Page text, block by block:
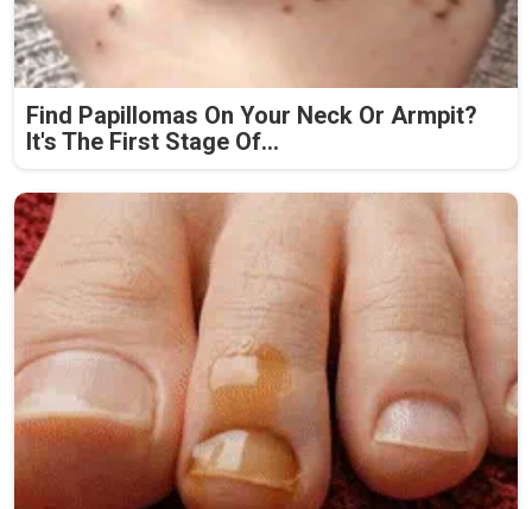
Find Papillomas On Your Neck Or Armpit?
It's The First Stage Of...